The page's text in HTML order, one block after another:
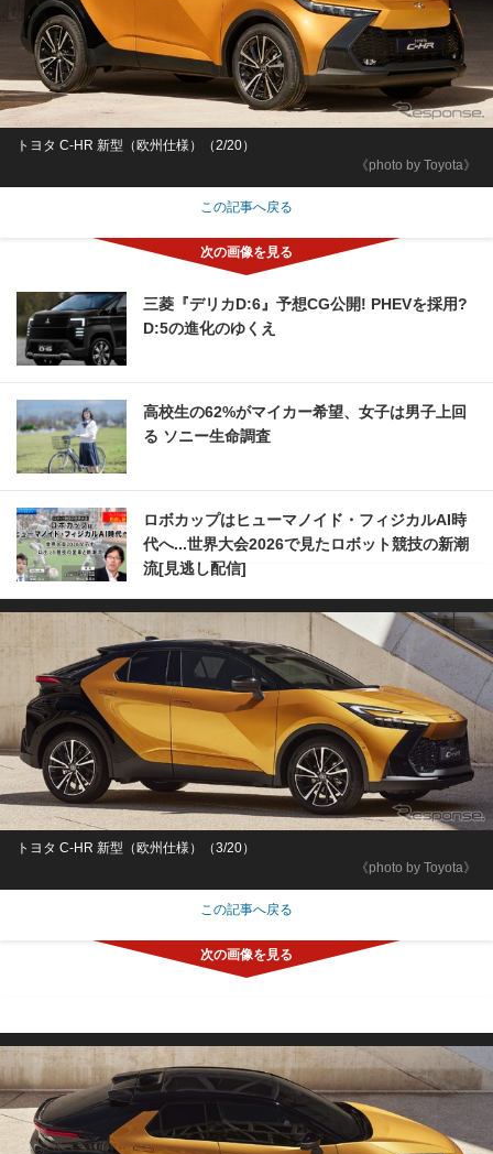
《photo by Toyota》
トヨタ C-HR 新型（欧州仕様）（2/20）
この記事へ戻る
三菱『デリカD:6』予想CG公開! PHEVを採用?
D:5の進化のゆくえ
高校生の62%がマイカー希望、女子は男子上回
る ソニー生命調査
ロボカップはヒューマノイド・フィジカルAI時
代へ...世界大会2026で見たロボット競技の新潮
流[見逃し配信]
《photo by Toyota》
トヨタ C-HR 新型（欧州仕様）（3/20）
この記事へ戻る